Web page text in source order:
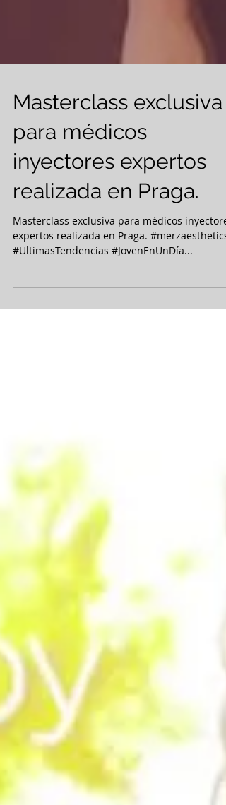
Masterclass exclusiva
para médicos
inyectores expertos
realizada en Praga.
Masterclass exclusiva para médicos